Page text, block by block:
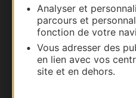
Analyser et
parcours et
fonction de votre
Vous adresser des
en lien avec vos
site et en dehors.